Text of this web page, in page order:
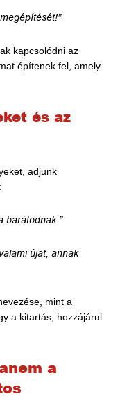
kapcsolódni az
építenek fel, amely
és az
adjunk
barátodnak.”
újat, annak
mint a
a kitartás, hozzájárul
a